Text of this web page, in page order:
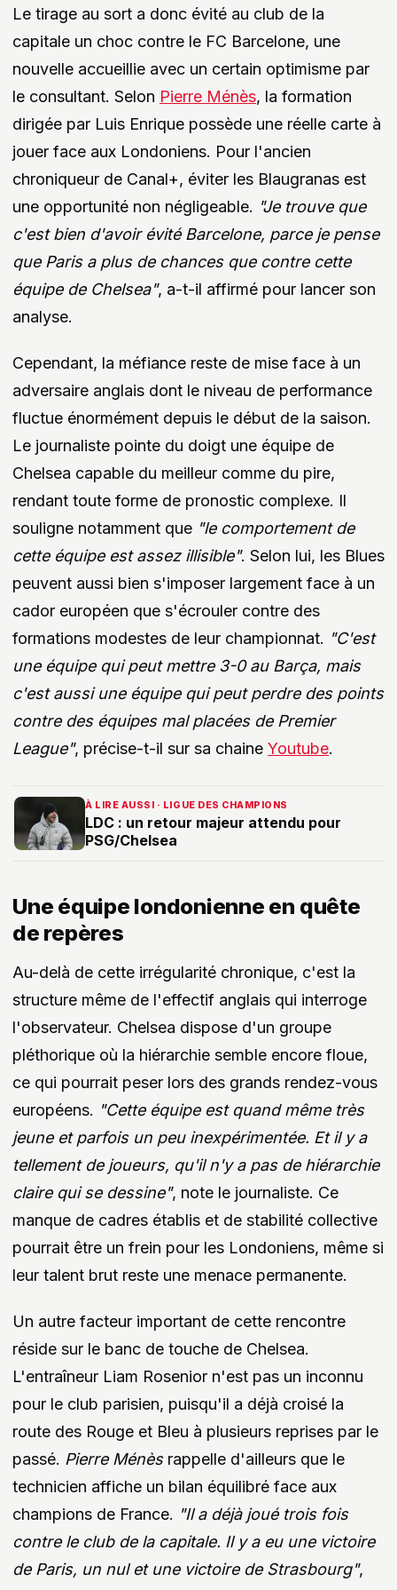
Le tirage au sort a donc évité au club de la
capitale un choc contre le FC Barcelone, une
nouvelle accueillie avec un certain optimisme par
le consultant. Selon Pierre Ménès, la formation
dirigée par Luis Enrique possède une réelle carte à
jouer face aux Londoniens. Pour l'ancien
chroniqueur de Canal+, éviter les Blaugranas est
une opportunité non négligeable. "Je trouve que
c'est bien d'avoir évité Barcelone, parce je pense
que Paris a plus de chances que contre cette
équipe de Chelsea", a-t-il affirmé pour lancer son
analyse.
Cependant, la méfiance reste de mise face à un
adversaire anglais dont le niveau de performance
fluctue énormément depuis le début de la saison.
Le journaliste pointe du doigt une équipe de
Chelsea capable du meilleur comme du pire,
rendant toute forme de pronostic complexe. Il
souligne notamment que "le comportement de
cette équipe est assez illisible". Selon lui, les Blues
peuvent aussi bien s'imposer largement face à un
cador européen que s'écrouler contre des
formations modestes de leur championnat. "C'est
une équipe qui peut mettre 3-0 au Barça, mais
c'est aussi une équipe qui peut perdre des points
contre des équipes mal placées de Premier
League", précise-t-il sur sa chaine Youtube.
À LIRE AUSSI · LIGUE DES CHAMPIONS
LDC : un retour majeur attendu pour
PSG/Chelsea
Une équipe londonienne en quête
de repères
Au-delà de cette irrégularité chronique, c'est la
structure même de l'effectif anglais qui interroge
l'observateur. Chelsea dispose d'un groupe
pléthorique où la hiérarchie semble encore floue,
ce qui pourrait peser lors des grands rendez-vous
européens. "Cette équipe est quand même très
jeune et parfois un peu inexpérimentée. Et il y a
tellement de joueurs, qu'il n'y a pas de hiérarchie
claire qui se dessine", note le journaliste. Ce
manque de cadres établis et de stabilité collective
pourrait être un frein pour les Londoniens, même si
leur talent brut reste une menace permanente.
Un autre facteur important de cette rencontre
réside sur le banc de touche de Chelsea.
L'entraîneur Liam Rosenior n'est pas un inconnu
pour le club parisien, puisqu'il a déjà croisé la
route des Rouge et Bleu à plusieurs reprises par le
passé. Pierre Ménèsrappelle d'ailleurs que le
technicien affiche un bilan équilibré face aux
champions de France. "Il a déjà joué trois fois
contre le club de la capitale. Il y a eu une victoire
de Paris, un nul et une victoire de Strasbourg",